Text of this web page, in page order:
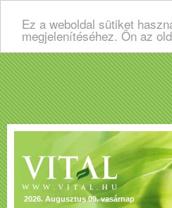
Ez a weboldal sütiket
megjelenítéséhez. Ön az
2026. Augusztus 09. vasárnap